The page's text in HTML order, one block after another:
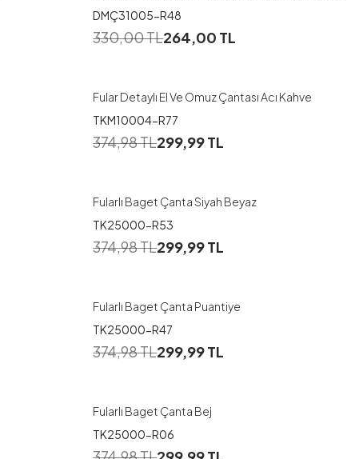
DMÇ31005-R48
330,00TL264,00 TL
Fular Detaylı El Ve Omuz Çantası Acı Kahve
TKM10004-R77
374,98TL299,99TL
Fularlı Baget Çanta Siyah Beyaz
TK25000-R53
374,98TL299,99TL
Fularlı Baget Çanta Puantiye
TK25000-R47
374,98TL299,99TL
Fularlı Baget Çanta Bej
TK25000-R06